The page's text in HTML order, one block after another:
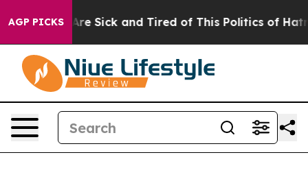
AGP PICKSAre Sick and Tired of This Politics of Hatred”